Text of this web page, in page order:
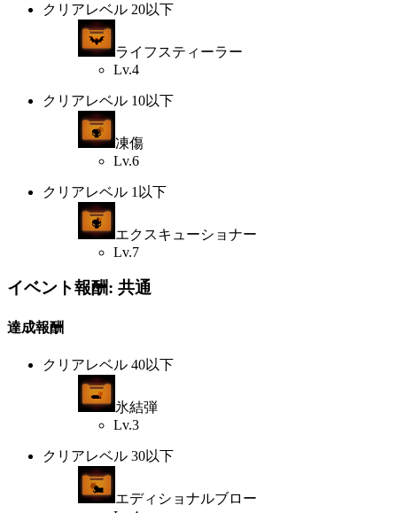
クリアレベル 20以下
ライフスティーラー
Lv.4
クリアレベル 10以下
凍傷
Lv.6
クリアレベル 1以下
エクスキューショナー
Lv.7
イベント報酬: 共通
達成報酬
クリアレベル 40以下
氷結弾
Lv.3
クリアレベル 30以下
エディショナルブロー